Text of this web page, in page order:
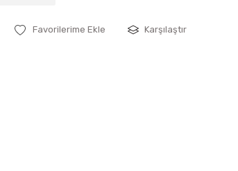
Karşılaştır